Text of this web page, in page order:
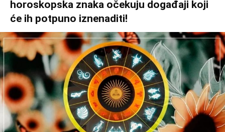
horoskopska znaka očekuju događaji koji
će ih potpuno iznenaditi!